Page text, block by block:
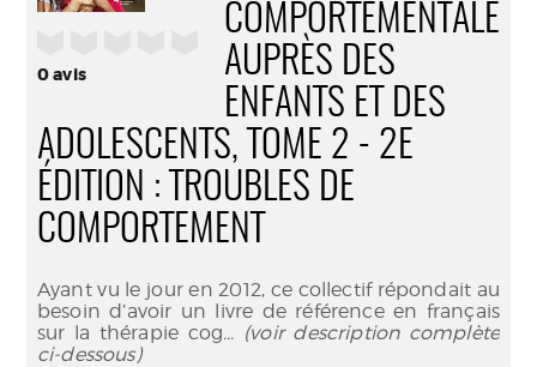
0avis
COMPORTEMENTALE
AUPRÈS DES
ENFANTS ET DES
ADOLESCENTS, TOME 2 - 2E
ÉDITION : TROUBLES DE
COMPORTEMENT
Ayant vu le jour en 2012, ce collectif répondait au
besoin d’avoir un livre de référence en français
sur la thérapie cog... (voir description complète
ci-dessous)